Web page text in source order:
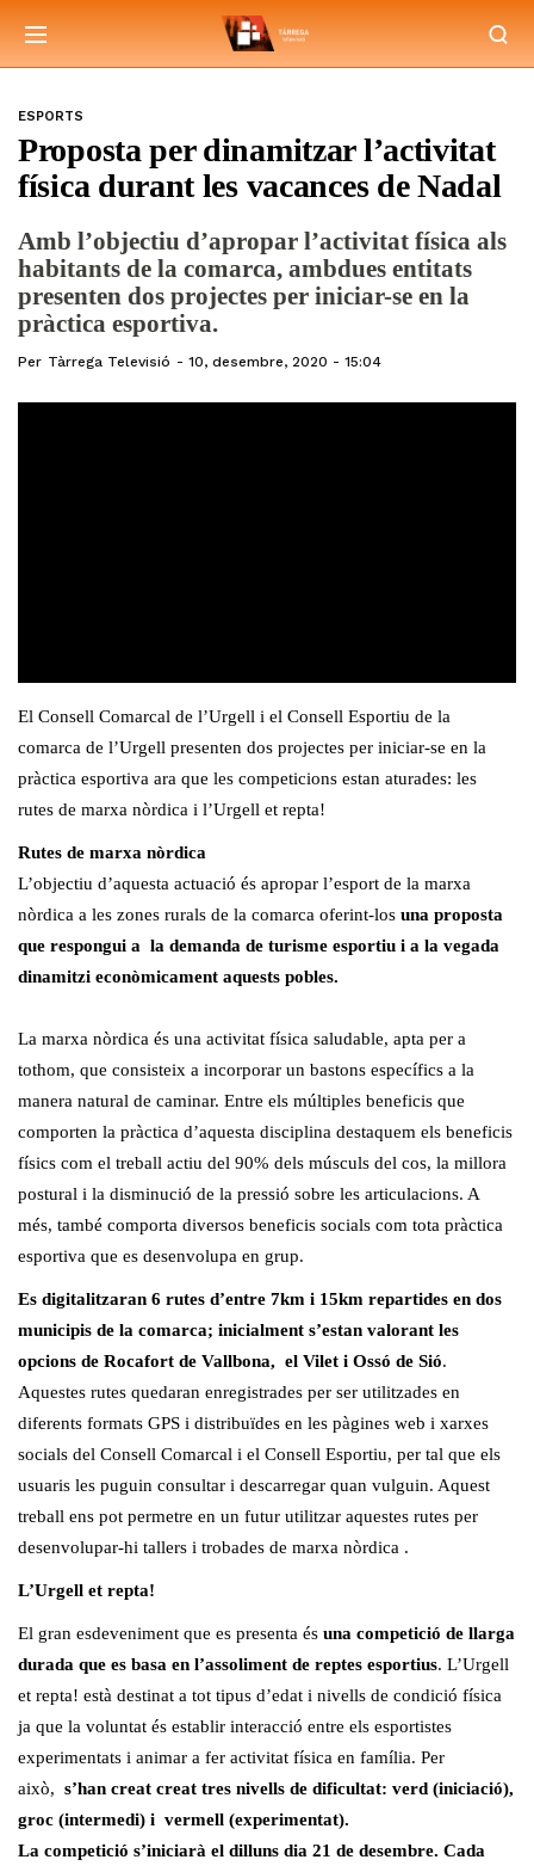
ESPORTS
Proposta per dinamitzar l’activitat
física durant les vacances de Nadal
Amb l’objectiu d’apropar l’activitat física als
habitants de la comarca, ambdues entitats
presenten dos projectes per iniciar-se en la
pràctica esportiva.
Per Tàrrega Televisió 10, desembre, 2020 - 15:04
El Consell Comarcal de l’Urgell i el Consell Esportiu de la
comarca de l’Urgell presenten dos projectes per iniciar-se en la
pràctica esportiva ara que les competicions estan aturades: les
rutes de marxa nòrdica i l’Urgell et repta!
Rutes de marxa nòrdica
L’objectiu d’aquesta actuació és apropar l’esport de la marxa
nòrdica a les zones rurals de la comarca oferint-los una proposta
que respongui a la demanda de turisme esportiu i a la vegada
dinamitzi econòmicament aquests pobles.
La marxa nòrdica és una activitat física saludable, apta per a
tothom, que consisteix a incorporar un bastons específics a la
manera natural de caminar. Entre els múltiples beneficis que
comporten la pràctica d’aquesta disciplina destaquem els beneficis
físics com el treball actiu del 90% dels músculs del cos, la millora
postural i la disminució de la pressió sobre les articulacions. A
més, també comporta diversos beneficis socials com tota pràctica
esportiva que es desenvolupa en grup.
Es digitalitzaran 6 rutes d’entre 7km i 15km repartides en dos
municipis de la comarca; inicialment s’estan valorant les
opcions de Rocafort de Vallbona, el Vilet i Ossó de Sió.
Aquestes rutes quedaran enregistrades per ser utilitzades en
diferents formats GPS i distribuïdes en les pàgines web i xarxes
socials del Consell Comarcal i el Consell Esportiu, per tal que els
usuaris les puguin consultar i descarregar quan vulguin. Aquest
treball ens pot permetre en un futur utilitzar aquestes rutes per
desenvolupar-hi tallers i trobades de marxa nòrdica .
L’Urgell et repta!
El gran esdeveniment que es presenta és una competició de llarga
durada que es basa en l’assoliment de reptes esportius. L’Urgell
et repta! està destinat a tot tipus d’edat i nivells de condició física
ja que la voluntat és establir interacció entre els esportistes
experimentats i animar a fer activitat física en família. Per
això, s’han creat creat tres nivells de dificultat: verd (iniciació),
groc (intermedi) i vermell (experimentat).
La competició s’iniciarà el dilluns dia 21 de desembre. Cada